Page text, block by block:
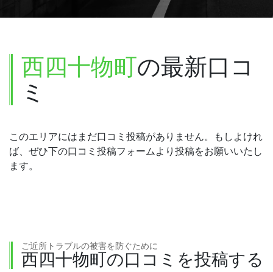
西四十物町の最新口コ
ミ
このエリアにはまだ口コミ投稿がありません。もしよけれ
ば、ぜひ下の口コミ投稿フォームより投稿をお願いいたし
ます。
ご近所トラブルの被害を防ぐために
西四十物町の口コミを投稿する